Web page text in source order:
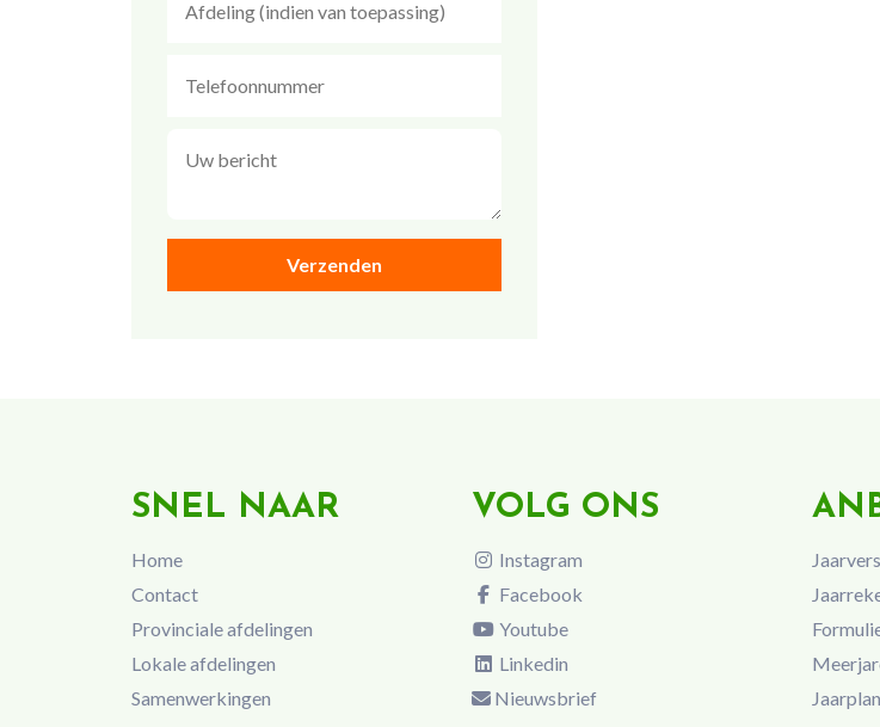
SNEL NAAR
Home
Contact
Provinciale afdelingen
Lokale afdelingen
Samenwerkingen
VOLG ONS
Instagram
Facebook
Youtube
Linkedin
Nieuwsbrief